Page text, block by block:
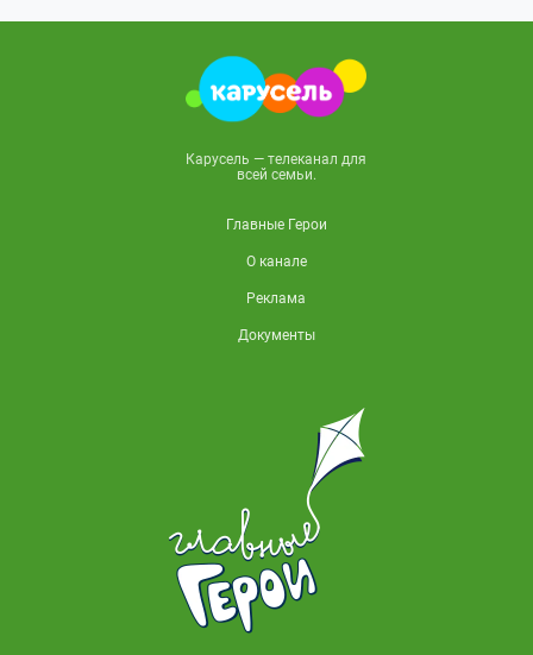
Карусель — телеканал для
всей семьи.
Главные Герои
О канале
Реклама
Документы